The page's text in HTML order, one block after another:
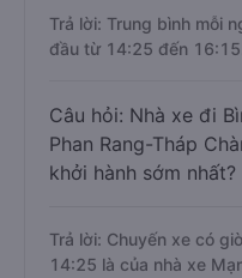
Trả lời: Trung bình mỗi
đầu từ 14:25 đến
Câu hỏi: Nhà xe đi
Phan Rang-Tháp
khởi hành sớm nhất?
Trả lời: Chuyến xe có
14:25 là của nhà xe